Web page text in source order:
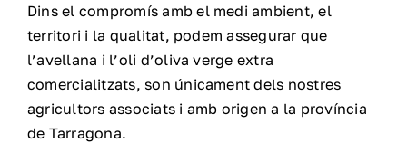
Dins el compromís amb el medi ambient, el
territori i la qualitat, podem assegurar que
l’avellana i l’oli d’oliva verge extra
comercialitzats, son únicament dels nostres
agricultors associats i amb origen a la província
de Tarragona.